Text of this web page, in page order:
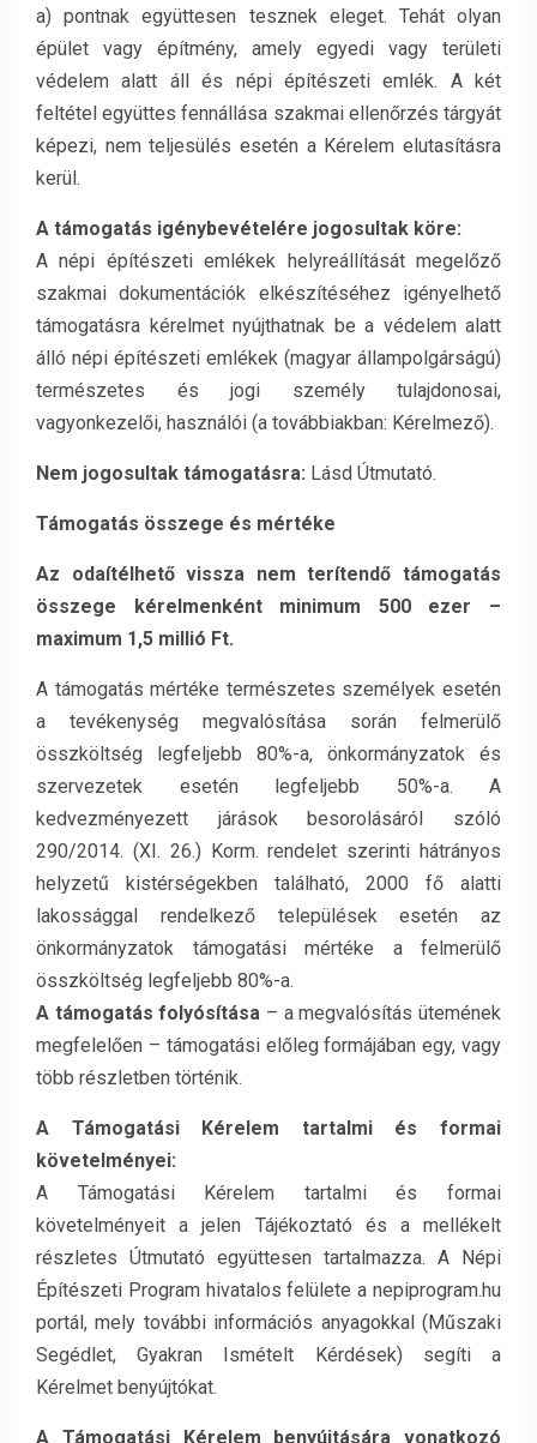
a) pontnak együttesen tesznek eleget. Tehát olyan
épület vagy építmény, amely egyedi vagy területi
védelem alatt áll és népi építészeti emlék. A két
feltétel együttes fennállása szakmai ellenőrzés tárgyát
képezi, nem teljesülés esetén a Kérelem elutasításra
kerül.
A támogatás igénybevételére jogosultak köre:
A népi építészeti emlékek helyreállítását megelőző
szakmai dokumentációk elkészítéséhez igényelhető
támogatásra kérelmet nyújthatnak be a védelem alatt
álló népi építészeti emlékek (magyar állampolgárságú)
természetes és jogi személy tulajdonosai,
vagyonkezelői, használói (a továbbiakban: Kérelmező).
Nem jogosultak támogatásra: Lásd Útmutató.
Támogatás összege és mértéke
Az odaítélhető vissza nem terítendő támogatás
összege kérelmenként minimum 500 ezer –
maximum 1,5 millió Ft.
A támogatás mértéke természetes személyek esetén
a tevékenység megvalósítása során felmerülő
összköltség legfeljebb 80%-a, önkormányzatok és
szervezetek esetén legfeljebb 50%-a. A
kedvezményezett járások besorolásáról szóló
290/2014. (XI. 26.) Korm. rendelet szerinti hátrányos
helyzetű kistérségekben található, 2000 fő alatti
lakossággal rendelkező települések esetén az
önkormányzatok támogatási mértéke a felmerülő
összköltség legfeljebb 80%-a.
A támogatás folyósítása – a megvalósítás ütemének
megfelelően – támogatási előleg formájában egy, vagy
több részletben történik.
A Támogatási Kérelem tartalmi és formai
követelményei:
A Támogatási Kérelem tartalmi és formai
követelményeit a jelen Tájékoztató és a mellékelt
részletes Útmutató együttesen tartalmazza. A Népi
Építészeti Program hivatalos felülete a nepiprogram.hu
portál, mely további információs anyagokkal (Műszaki
Segédlet, Gyakran Ismételt Kérdések) segíti a
Kérelmet benyújtókat.
A Támogatási Kérelem benyújtására vonatkozó